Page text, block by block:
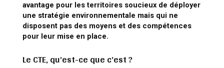
avantage pour les territoires soucieux de déployer
une stratégie environnementale mais qui ne
disposent pas des moyens et des compétences
pour leur mise en place.
Le CTE, qu’est-ce que c’est ?